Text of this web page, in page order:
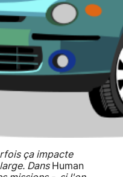
ça impacte
Dans Human